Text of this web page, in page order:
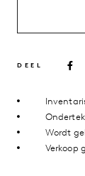
DEEL
Wordt
Verkoop